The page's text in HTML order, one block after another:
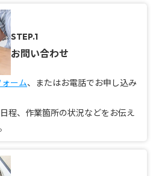
STEP.1
お問い合わせ
ーム、またはお電話でお申し込み
程、作業箇所の状況などをお伝え